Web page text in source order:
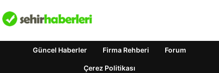
Güncel Haberler Firma Rehberi Forum
Çerez Politikası